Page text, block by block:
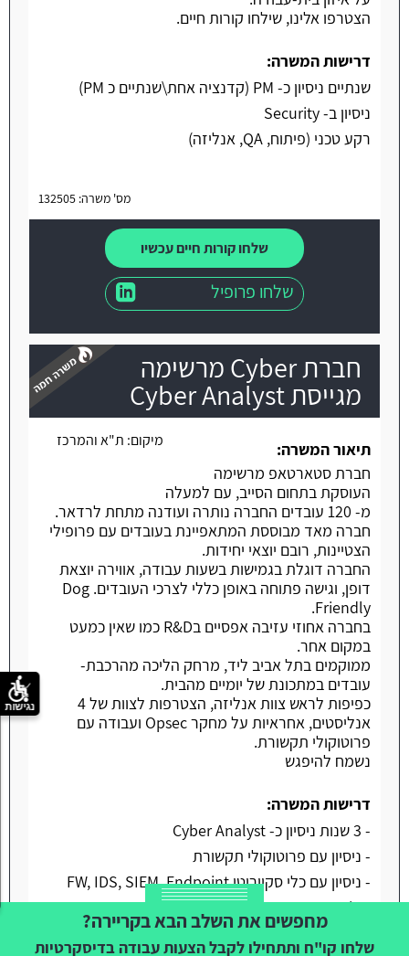
הצטרפו אלינו, שילחו קורות חיים.
דרישות המשרה:
שנתיים ניסיון כ- PM (קדנציה אחת\שנתיים כ PM)
ניסיון ב- Security
רקע טכני (פיתוח, QA, אנליזה)
מס' משרה: 132505
שלחו קורות חיים עכשיו
שלחו פרופיל
חברת Cyber מרשימה
מגייסת Cyber Analyst
משרה חמה מיקום: ת"א והמרכז
תיאור המשרה:
חברת סטארטאפ מרשימה
העוסקת בתחום הסייב, עם למעלה
מ- 120 עובדים החברה נותרה ועודנה מתחת לרדאר.
חברה מאד מבוססת המתאפיינת בעובדים עם פרופילי
הצטיינות, רובם יוצאי יחידות.
החברה דוגלת בגמישות בשעות עבודה, אווירה יוצאת
דופן, וגישה פתוחה באופן כללי לצרכי העובדים. Dog
Friendly.
בחברה אחוזי עזיבה אפסיים בR&D כמו שאין כמעט
במקום אחר.
ממוקמים בתל אביב ליד, מרחק הליכה מהרכבת-
עובדים במתכונת של יומיים מהבית.
כפיפות לראש צוות אנליזה, הצטרפות לצוות של 4
אנליסטים, אחראיות על מחקר Opsec ועבודה עם
פרוטוקולי תקשורת.
נשמח להיפגש
דרישות המשרה:
- 3 שנות ניסיון כ- Cyber Analyst
- ניסיון עם פרוטוקולי תקשורת
- ניסיון עם כלי סקיוריטי FW, IDS, SIEM, Endpoint
Protection
מחפשים את השלב הבא בקריירה?
שלחו קו"ח ותתחילו לקבל הצעות עבודה בדיסקרטיות
נגישות